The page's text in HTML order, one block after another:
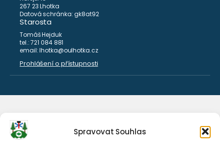
Spravovat Souhlas
267 23 Lhotka
Datová schránka: gk8at92
Starosta
Tomáš Hejduk
tel.: 721 084 881
email: lhotka@oulhotka.cz
Prohlášení o přístupnosti